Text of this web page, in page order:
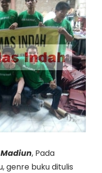
, Pada
genre buku ditulis